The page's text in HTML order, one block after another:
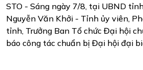
STO - Sáng ngày 7/8, tại UBND
Nguyễn Văn Khởi - Tỉnh ủy viên,
tỉnh, Trưởng Ban Tổ chức Đại hội
báo công tác chuẩn bị Đại hội đại